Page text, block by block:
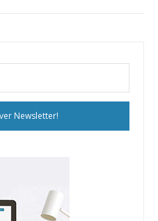
Newsletter!